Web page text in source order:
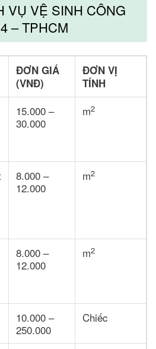
VỤ VỆ SINH CÔNG
– TPHCM
ĐƠN GIÁ
(VNĐ)
ĐƠN VỊ
TÍNH
15.000 –
30.000
m2
8.000 –
12.000
m2
8.000 –
12.000
m2
10.000 –
250.000
Chiếc